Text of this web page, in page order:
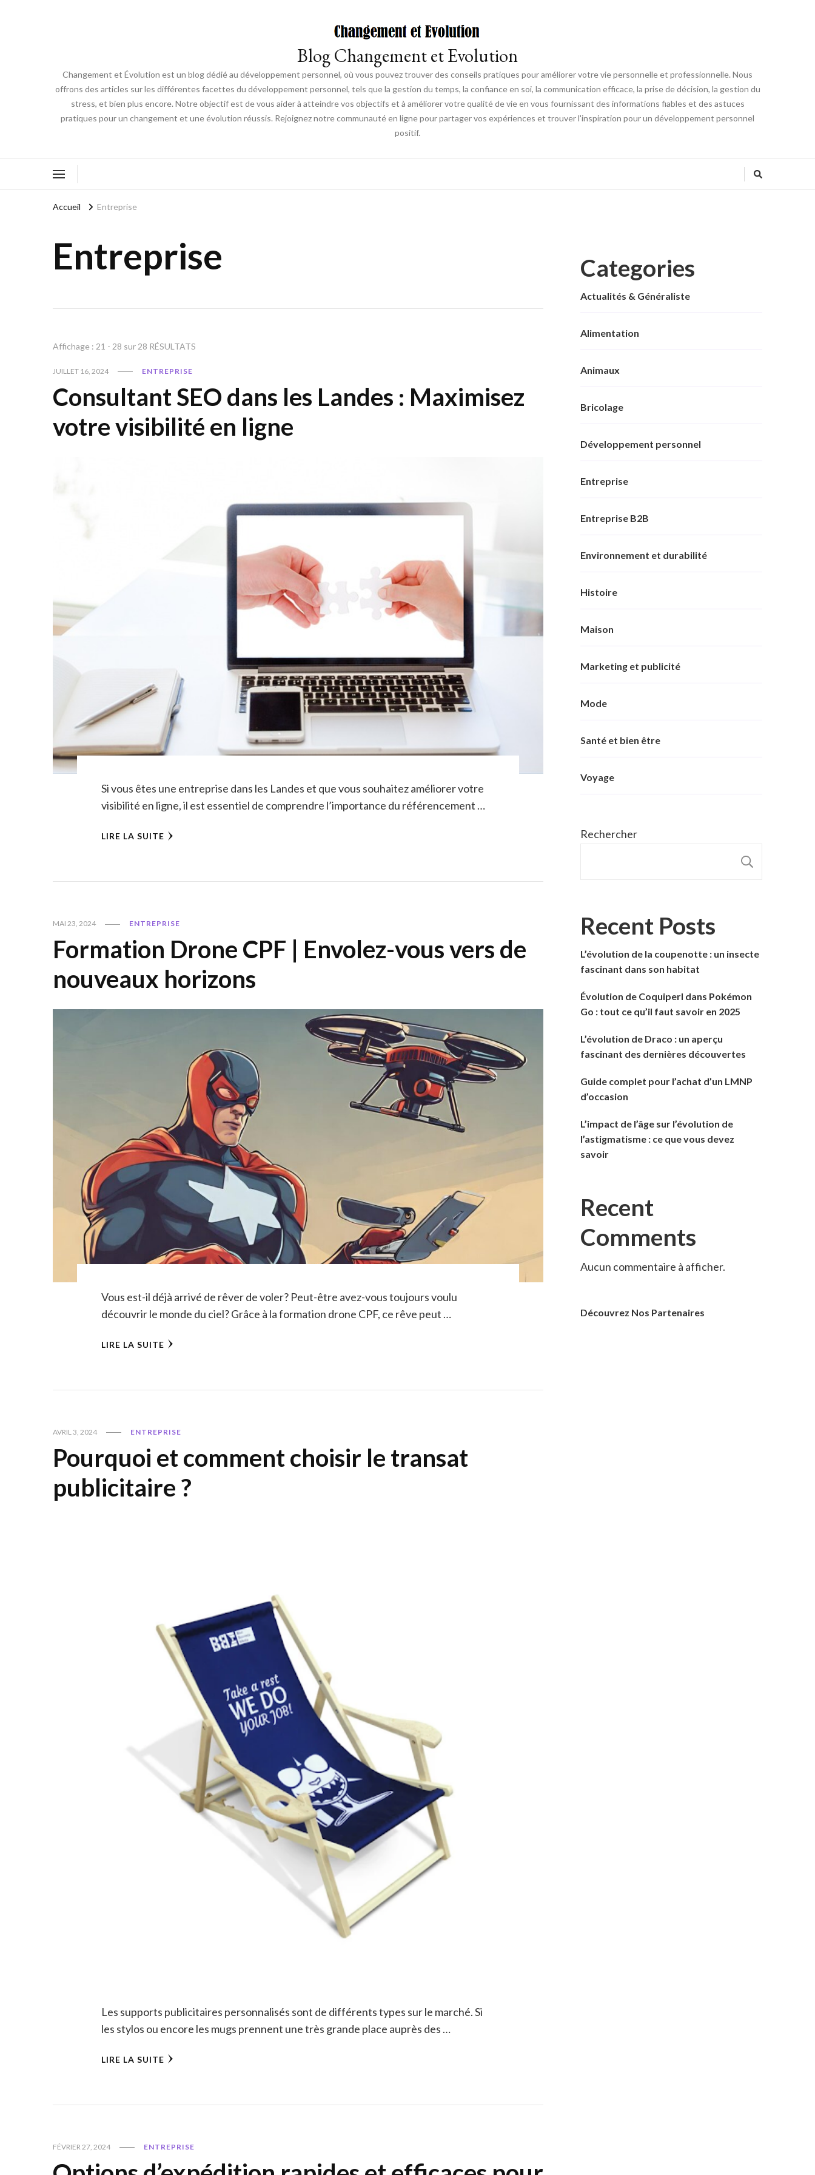
Blog Changement et Evolution
Changement et Évolution est un blog dédié au développement personnel, où vous pouvez trouver des conseils pratiques pour améliorer votre vie personnelle et professionnelle. Nous
offrons des articles sur les différentes facettes du développement personnel, tels que la gestion du temps, la confiance en soi, la communication efficace, la prise de décision, la gestion du
stress, et bien plus encore. Notre objectif est de vous aider à atteindre vos objectifs et à améliorer votre qualité de vie en vous fournissant des informations fiables et des astuces
pratiques pour un changement et une évolution réussis. Rejoignez notre communauté en ligne pour partager vos expériences et trouver l'inspiration pour un développement personnel
positif.
Accueil Entreprise
Entreprise
Affichage : 21 - 28 sur 28 RÉSULTATS
JUILLET 16, 2024 ENTREPRISE
Consultant SEO dans les Landes : Maximisez
votre visibilité en ligne
Si vous êtes une entreprise dans les Landes et que vous souhaitez améliorer votre
visibilité en ligne, il est essentiel de comprendre l’importance du référencement …
LIRE LA SUITE
MAI 23, 2024 ENTREPRISE
Formation Drone CPF | Envolez-vous vers de
nouveaux horizons
Vous est-il déjà arrivé de rêver de voler? Peut-être avez-vous toujours voulu
découvrir le monde du ciel? Grâce à la formation drone CPF, ce rêve peut …
LIRE LA SUITE
AVRIL 3, 2024 ENTREPRISE
Pourquoi et comment choisir le transat
publicitaire ?
Les supports publicitaires personnalisés sont de différents types sur le marché. Si
les stylos ou encore les mugs prennent une très grande place auprès des …
LIRE LA SUITE
FÉVRIER 27, 2024 ENTREPRISE
Categories
Actualités & Généraliste
Alimentation
Animaux
Bricolage
Développement personnel
Entreprise
Entreprise B2B
Environnement et durabilité
Histoire
Maison
Marketing et publicité
Mode
Santé et bien être
Voyage
Rechercher
Recent Posts
L’évolution de la coupenotte : un insecte
fascinant dans son habitat
Évolution de Coquiperl dans Pokémon
Go : tout ce qu’il faut savoir en 2025
L’évolution de Draco : un aperçu
fascinant des dernières découvertes
Guide complet pour l’achat d’un LMNP
d’occasion
L’impact de l’âge sur l’évolution de
l’astigmatisme : ce que vous devez
savoir
Recent
Comments
Aucun commentaire à afficher.
Découvrez Nos Partenaires